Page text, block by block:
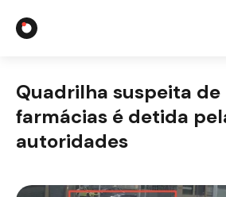
Quadrilha suspeita
farmácias é detida
autoridades